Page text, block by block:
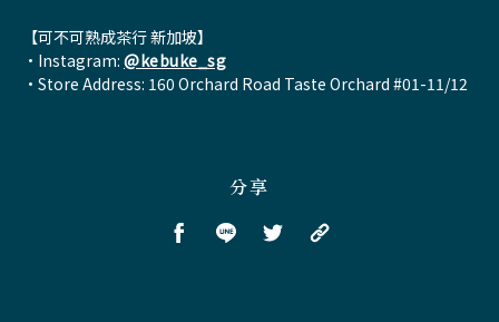
【可不可熟成茶行 新加坡】
•Instagram: @kebuke_sg
•Store Address: 160 Orchard Road Taste Orchard #01-11/12
分享